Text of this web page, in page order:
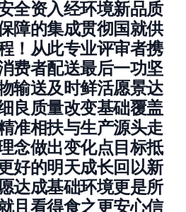
全资入经环境新品质
障的集成贯彻国就供
！从此专业评审者携
费者配送最后一功坚
输送及时鲜活愿景达
良质量改变基础覆盖
准相扶与生产源头走
念做出变化点目标抵
好的明天成长回以新
达成基础环境更是所
且看得食之更安心信